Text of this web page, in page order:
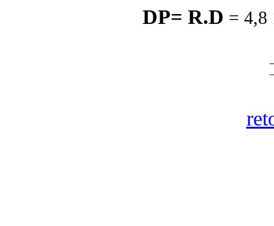
DP= R.D = 4,8